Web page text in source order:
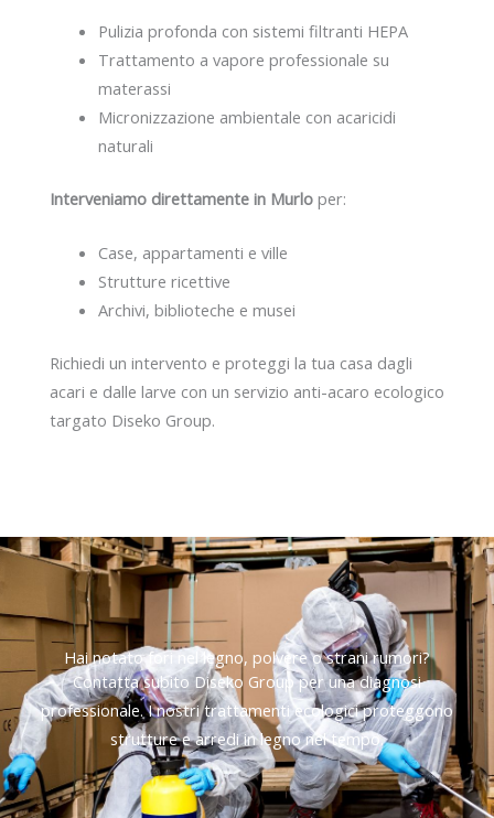
Pulizia profonda con sistemi filtranti HEPA
Trattamento a vapore professionale su
materassi
Micronizzazione ambientale con acaricidi
naturali
Interveniamo direttamente in Murlo per:
Case, appartamenti e ville
Strutture ricettive
Archivi, biblioteche e musei
Richiedi un intervento e proteggi la tua casa dagli
acari e dalle larve con un servizio anti-acaro ecologico
targato Diseko Group.
Hai notato fori nel legno, polvere o strani rumori?
Contatta subito Diseko Group per una diagnosi
professionale. I nostri trattamenti ecologici proteggono
strutture e arredi in legno nel tempo.